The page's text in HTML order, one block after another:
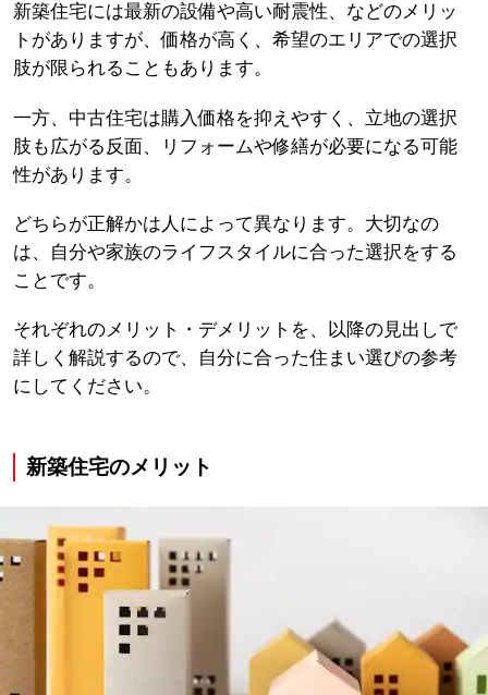
新築住宅には最新の設備や高い耐震性、などのメリッ
トがありますが、価格が高く、希望のエリアでの選択
肢が限られることもあります。
一方、中古住宅は購入価格を抑えやすく、立地の選択
肢も広がる反面、リフォームや修繕が必要になる可能
性があります。
どちらが正解かは人によって異なります。大切なの
は、自分や家族のライフスタイルに合った選択をする
ことです。
それぞれのメリット・デメリットを、以降の見出しで
詳しく解説するので、自分に合った住まい選びの参考
にしてください。
新築住宅のメリット